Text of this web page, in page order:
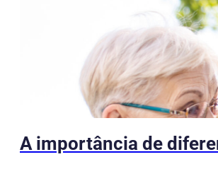
A importância de